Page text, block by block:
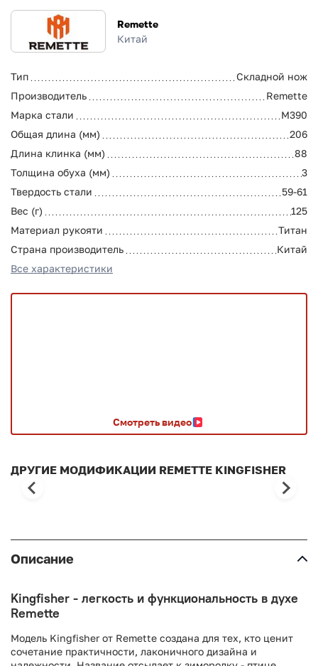
Remette
Китай
Тип
Складной нож
Производитель
Remette
Марка стали
M390
Общая длина (мм)
206
Длина клинка (мм)
88
Толщина обуха (мм)
3
Твердость стали
59-61
Вес (г)
125
Материал рукояти
Титан
Страна производитель
Китай
Все характеристики
Смотреть видео
ДРУГИЕ МОДИФИКАЦИИ REMETTE KINGFISHER
Описание
Kingfisher - легкость и функциональность в духе
Remette
Модель Kingfisher от Remette создана для тех, кто ценит
сочетание практичности, лаконичного дизайна и